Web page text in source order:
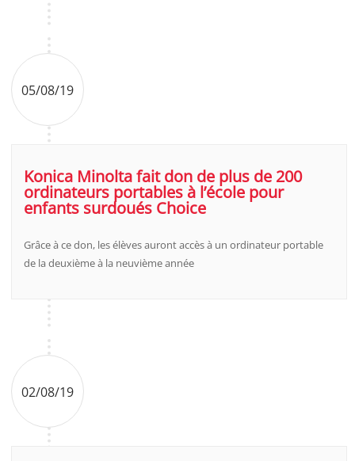
05/08/19
Konica Minolta fait don de plus de 200
ordinateurs portables à l’école pour
enfants surdoués Choice
Grâce à ce don, les élèves auront accès à un ordinateur portable
de la deuxième à la neuvième année
02/08/19